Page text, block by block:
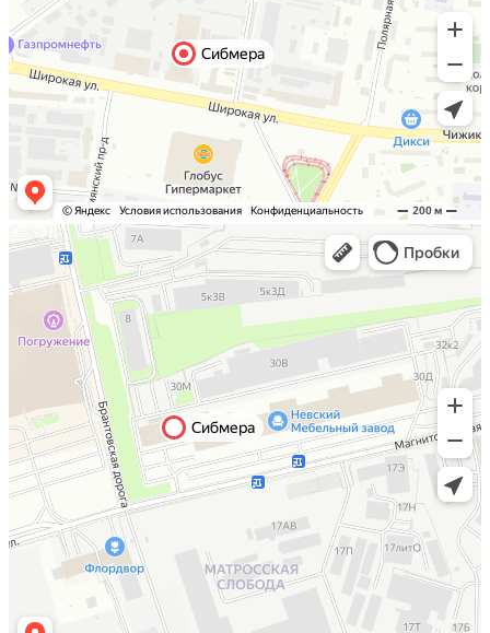
Санкт-Петербург